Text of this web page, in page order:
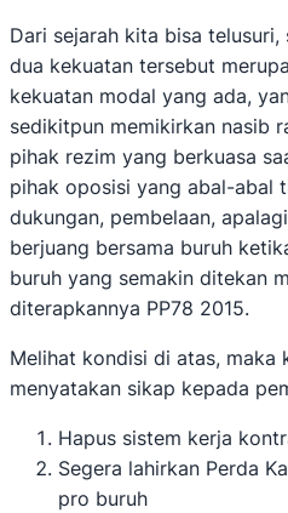
Dari sejarah kita bisa
dua kekuatan tersebut
kekuatan modal yang ada,
sedikitpun memikirkan nasib
pihak rezim yang berkuasa
pihak oposisi yang abal-abal
dukungan, pembelaan,
berjuang bersama buruh
buruh yang semakin ditekan
diterapkannya PP78 2015.
Melihat kondisi di atas, maka
menyatakan sikap kepada
Hapus sistem kerja
Segera lahirkan Perda
pro buruh